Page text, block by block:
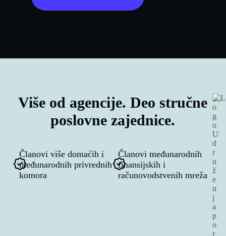
Više od agencije. Deo stručne
poslovne zajednice.
Članovi više domaćih i
međunarodnih privrednih
komora
Članovi međunarodnih
finansijskih i
računovodstvenih mreža